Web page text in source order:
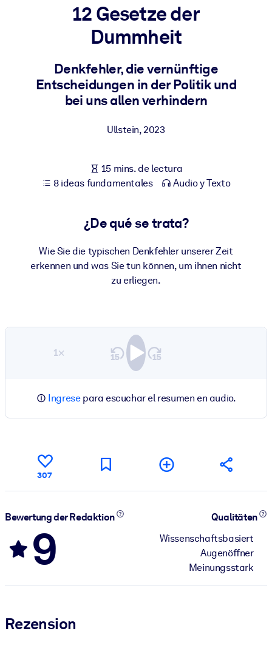
Integre conocimientos verificados y breves en su LMS/LXP para
obtener mejores resultados de aprendizaje.
Para bibliotecas corporativas
empresariales confiables y listos para usar.
Alimente sus sistemas de IA con conocimientos fiables y
estructurados para mejorar los resultados.
12 Gesetze der
Dummheit
Denkfehler, die vernünftige
Entscheidungen in der Politik und
bei uns allen verhindern
Ullstein,2023
15 mins. de lectura
8 ideas fundamentales
Audio y Texto
¿De qué se trata?
Wie Sie die typischen Denkfehler unserer Zeit
erkennen und was Sie tun können, um ihnen nicht
zu erliegen.
1×
Ingresepara escuchar el resumen en audio.
307
Bewertung der Redaktion
9
Qualitäten
Wissenschaftsbasiert
Augenöffner
Meinungsstark
Rezension